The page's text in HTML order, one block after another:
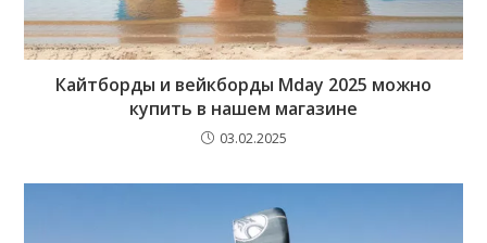
Кайтборды и вейкборды Mday 2025 можно
купить в нашем магазине
03.02.2025